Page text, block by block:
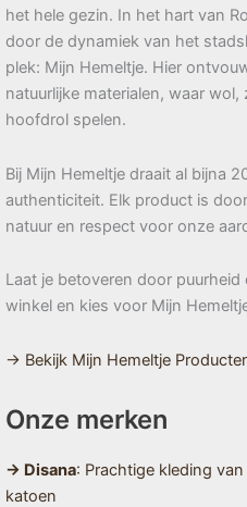
het hele gezin. In het hart van
door de dynamiek van het
plek: Mijn Hemeltje. Hier
natuurlijke materialen, waar
hoofdrol spelen.
Bij Mijn Hemeltje draait al bijna
authenticiteit. Elk product is
natuur en respect voor onze
Laat je betoveren door
winkel en kies voor Mijn
→ Bekijk Mijn Hemeltje
Onze merken
→ Disana: Prachtige kleding
katoen